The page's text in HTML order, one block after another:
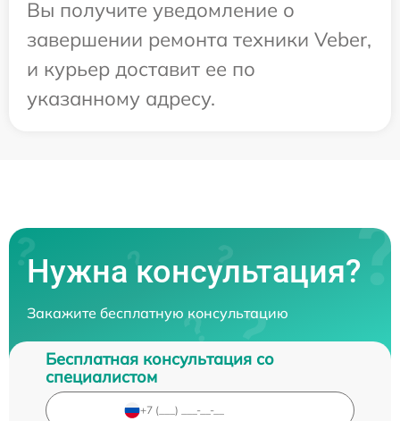
Вы получите уведомление о
завершении ремонта техники Veber,
и курьер доставит ее по
указанному адресу.
Нужна консультация?
Закажите бесплатную консультацию
Бесплатная консультация со
специалистом